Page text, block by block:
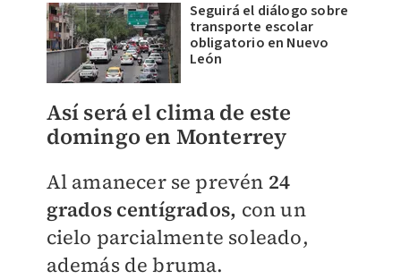
Seguirá el diálogo sobre
transporte escolar
obligatorio en Nuevo
León
Así será el clima de este
domingo en Monterrey
Al amanecer se prevén 24
grados centígrados, con un
cielo parcialmente soleado,
además de bruma.